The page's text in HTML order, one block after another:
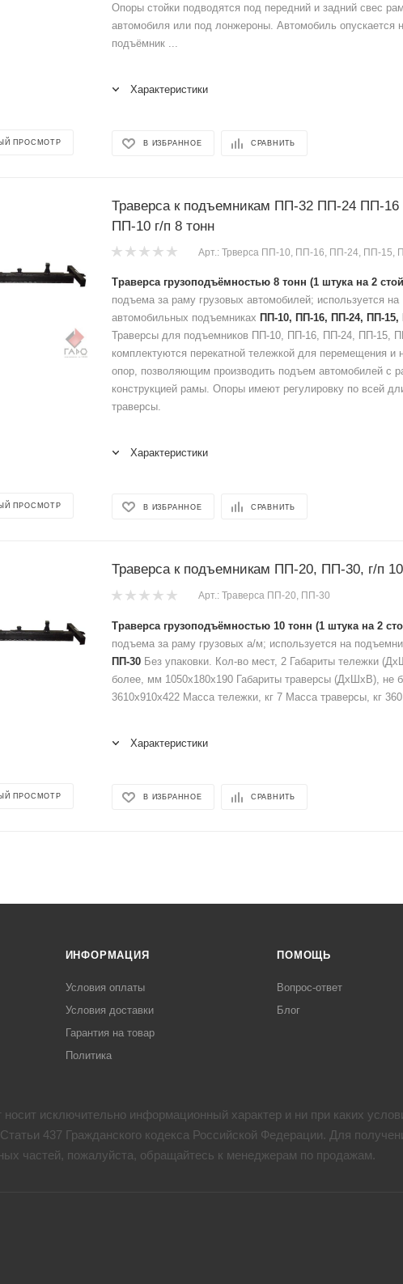
ПРОСМОТР
Опоры стойки подводятся под передний и задний свес
автомобиля или под лонжероны. Автомобиль опускается
подъёмник ...
Характеристики
В ИЗБРАННОЕ СРАВНИТЬ
ПРОСМОТР
Траверса к подъемникам ПП-32 ПП-24 ПП-
ПП-10 г/п 8 тонн
Арт.: Трверса ПП-10, ПП-16, ПП-24, ПП-15,
Траверса грузоподъёмностью 8 тонн (1 штука на 2
подъема за раму грузовых автомобилей; используется на
автомобильных подъемниках ПП-10, ПП-16, ПП-24, ПП-15,
Траверсы для подъемников ПП-10, ПП-16, ПП-24, ПП-15,
комплектуются перекатной тележкой для перемещения и
опор, позволяющим производить подъем автомобилей с
конструкцией рамы. Опоры имеют регулировку по всей
траверсы.
Характеристики
В ИЗБРАННОЕ СРАВНИТЬ
ПРОСМОТР
Траверса к подъемникам ПП-20, ПП-30, г/п
Арт.: Траверса ПП-20, ПП-30
Траверса грузоподъёмностью 10 тонн (1 штука на 2
подъема за раму грузовых а/м; используется на
ПП-30 Без упаковки. Кол-во мест, 2 Габариты тележки
более, мм 1050х180х190 Габариты траверсы (ДхШхВ), не
3610х910х422 Масса тележки, кг 7 Масса траверсы, кг 360
Характеристики
В ИЗБРАННОЕ СРАВНИТЬ
ИНФОРМАЦИЯ
Условия оплаты
Условия доставки
Гарантия на товар
Политика
ПОМОЩЬ
Вопрос-ответ
Блог
исключительно информационный характер и ни при каких
437 Гражданского кодекса Российской Федерации. Для
частей, пожалуйста, обращайтесь к менеджерам по продажам.